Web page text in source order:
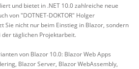
und bietet in .NET 10.0 zahlreiche neue
von "DOTNET-DOKTOR" Holger
Sie nicht nur beim Einstieg in Blazor, sondern
täglichen Projektarbeit.
von Blazor 10.0: Blazor Web Apps
Blazor Server, Blazor WebAssembly,